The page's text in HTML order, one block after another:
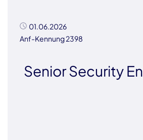
01.06.2026
Anf-Kennung 2398
Senior Security